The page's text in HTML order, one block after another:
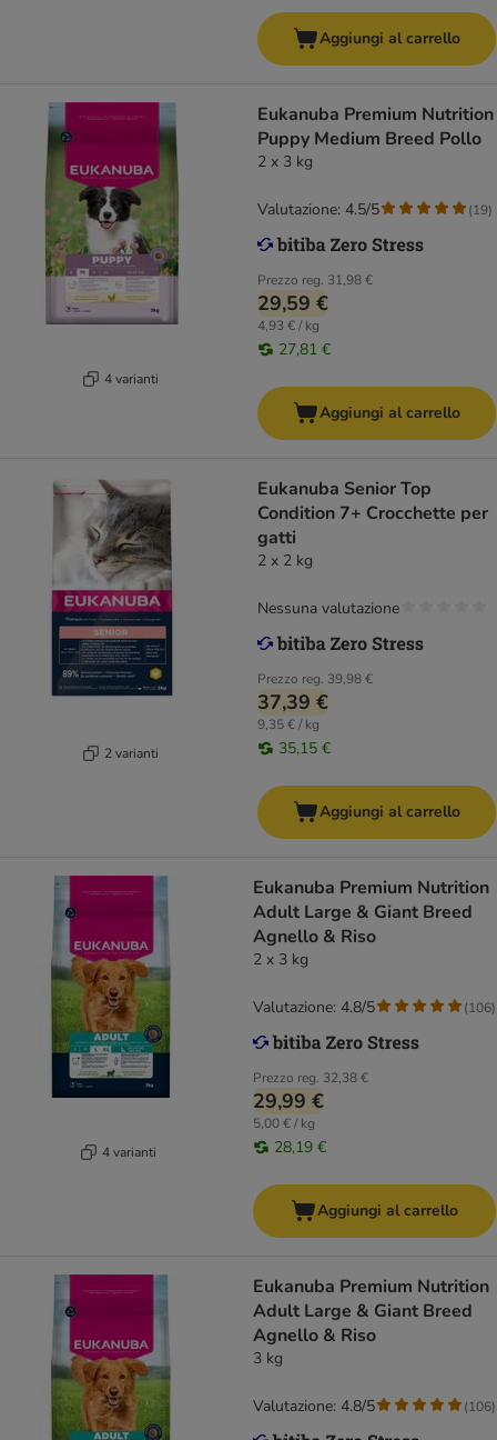
Aggiungi al carrello
4 varianti
Eukanuba Premium Nutrition
Puppy Medium Breed Pollo
2 x 3 kg
Prezzo reg. 31,98 €
29,59 €
4,93 € / kg
27,81 €
Valutazione: 4.5/5 (19)
Aggiungi al carrello
2 varianti
Eukanuba Senior Top
Condition 7+ Crocchette per
gatti
2 x 2 kg
Prezzo reg. 39,98 €
37,39 €
9,35 € / kg
35,15 €
Nessuna valutazione
Aggiungi al carrello
4 varianti
Eukanuba Premium Nutrition
Adult Large & Giant Breed
Agnello & Riso
2 x 3 kg
Prezzo reg. 32,38 €
29,99 €
5,00 € / kg
28,19 €
Valutazione: 4.8/5 (106)
Aggiungi al carrello
Eukanuba Premium Nutrition
Adult Large & Giant Breed
Agnello & Riso
3 kg
Valutazione: 4.8/5 (106)